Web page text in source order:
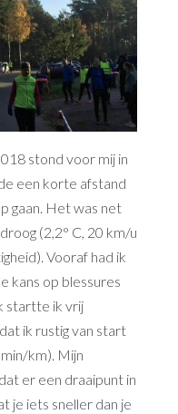
stond voor mij in
een korte afstand
gaan. Het was net
(2,2° C, 20 km/u
Vooraf had ik
kans op blessures
startte ik vrij
ik rustig van start
km). Mijn
er een draaipunt in
je iets sneller dan je